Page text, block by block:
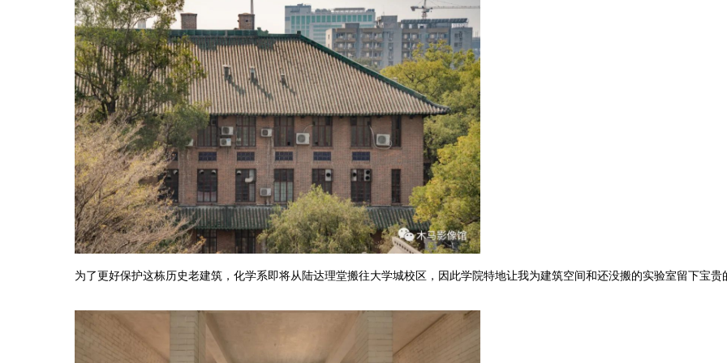
为了更好保护这栋历史老建筑，化学系即将从陆达理堂搬往大学城校区，因此学院特地让我为建筑空间和还没搬的实验室留下宝贵